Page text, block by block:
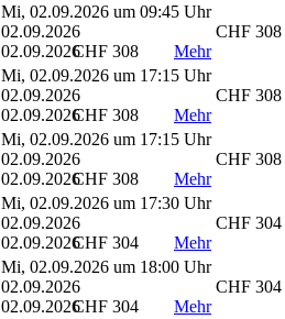
Mi, 02.09.2026 um 09:45 Uhr
02.09.2026
02.09.2026CHF 308 Mehr
CHF 308
Mi, 02.09.2026 um 17:15 Uhr
02.09.2026
02.09.2026CHF 308 Mehr
CHF 308
Mi, 02.09.2026 um 17:15 Uhr
02.09.2026
02.09.2026CHF 308 Mehr
CHF 308
Mi, 02.09.2026 um 17:30 Uhr
02.09.2026
02.09.2026CHF 304 Mehr
CHF 304
Mi, 02.09.2026 um 18:00 Uhr
02.09.2026
02.09.2026CHF 304 Mehr
CHF 304